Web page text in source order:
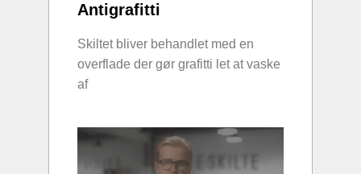
Antigrafitti
Skiltet bliver behandlet med en
overflade der gør grafitti let at vaske
af